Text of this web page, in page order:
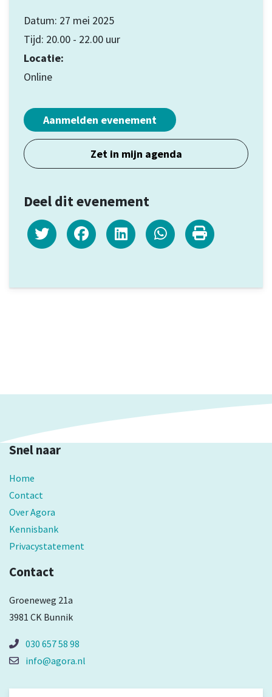
Datum: 27 mei 2025
Tijd: 20.00 - 22.00 uur
Locatie:
Online
Aanmelden evenement
Zet in mijn agenda
Deel dit evenement
Snel naar
Home
Contact
Over Agora
Kennisbank
Privacystatement
Contact
Groeneweg 21a
3981 CK Bunnik
030 657 58 98
info@agora.nl